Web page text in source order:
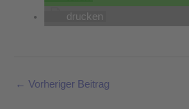
drucken
← Vorheriger Beitrag